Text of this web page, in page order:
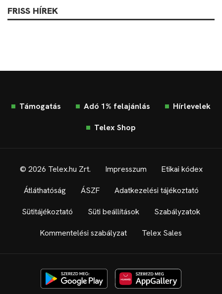
FRISS HÍREK
Támogatás Adó 1% felajánlás Hírlevelek
Telex Shop
© 2026 Telex.hu Zrt. Impresszum Etikai kódex
Átláthatóság ÁSZF Adatkezelési tájékoztató
Sütitájékoztató Süti beállítások Szabályzatok
Kommentelési szabályzat Telex Sales